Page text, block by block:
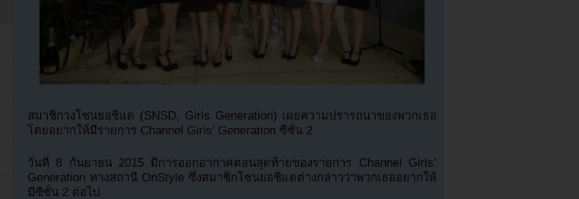
สมาชิกวงโซนยอชิแด (SNSD, Girls Generation) เผยความปรารถนาของพวกเธอ
โดยอยากให้มีรายการ Channel Girls’ Generation ซีซั่น 2
วันที่ 8 กันยายน 2015 มีการออกอากาศตอนสุดท้ายของรายการ Channel Girls’
Generation ทางสถานี OnStyle ซึ่งสมาชิกโซนยอชิแดต่างกล่าวว่าพวกเธออยากให้
มีซีซั่น 2 ต่อไป